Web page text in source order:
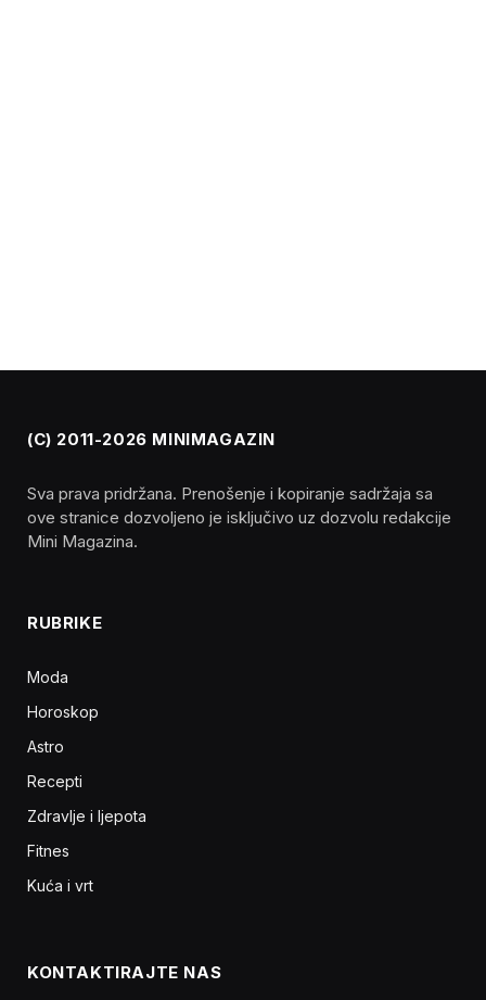
(C) 2011-2026 MINIMAGAZIN
Sva prava pridržana. Prenošenje i kopiranje sadržaja sa
ove stranice dozvoljeno je isključivo uz dozvolu redakcije
Mini Magazina.
RUBRIKE
Moda
Horoskop
Astro
Recepti
Zdravlje i ljepota
Fitnes
Kuća i vrt
KONTAKTIRAJTE NAS